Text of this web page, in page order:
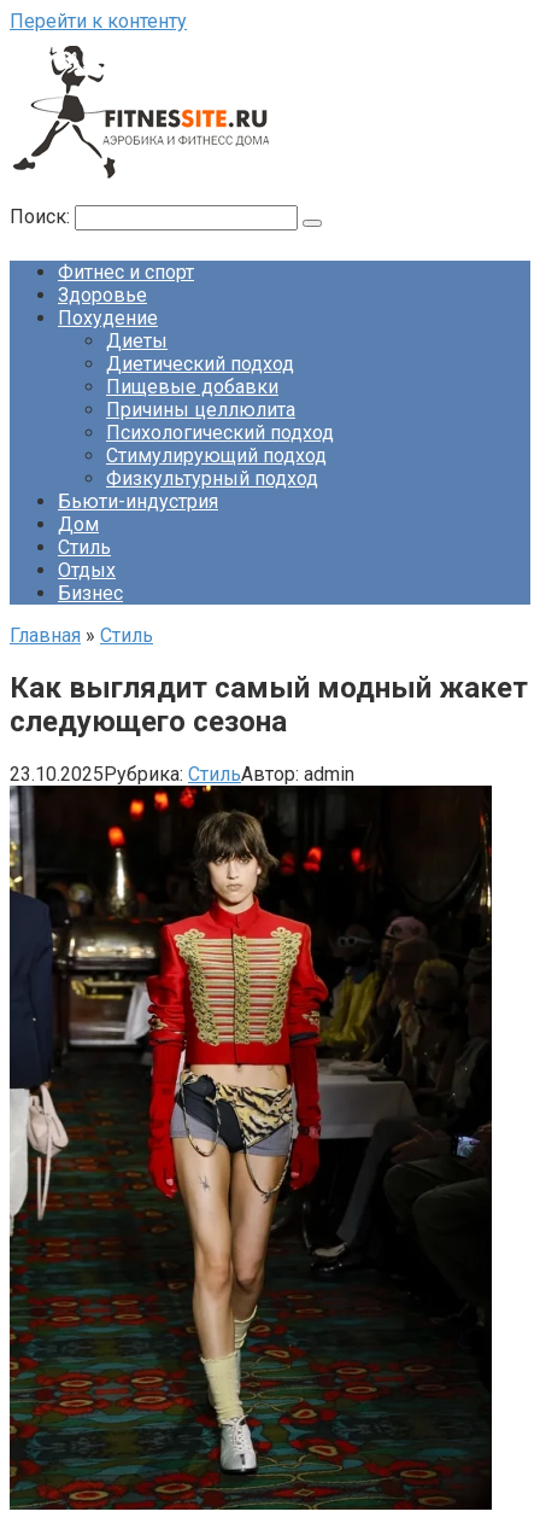
Перейти к контенту
Поиск:
Фитнес и спорт
Здоровье
Похудение
Диеты
Диетический подход
Пищевые добавки
Причины целлюлита
Психологический подход
Стимулирующий подход
Физкультурный подход
Бьюти-индустрия
Дом
Стиль
Отдых
Бизнес
Главная » Стиль
Как выглядит самый модный жакет
следующего сезона
23.10.2025Рубрика: СтильАвтор: admin